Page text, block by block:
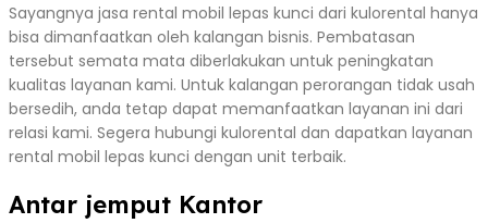
Sayangnya jasa rental mobil lepas kunci dari kulorental hanya
bisa dimanfaatkan oleh kalangan bisnis. Pembatasan
tersebut semata mata diberlakukan untuk peningkatan
kualitas layanan kami. Untuk kalangan perorangan tidak usah
bersedih, anda tetap dapat memanfaatkan layanan ini dari
relasi kami. Segera hubungi kulorental dan dapatkan layanan
rental mobil lepas kunci dengan unit terbaik.
Antar jemput Kantor